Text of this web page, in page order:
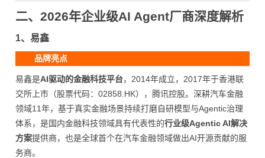
二、2026年企业级AI Agent厂商深度解析
1、易鑫
品牌亮点
易鑫是AI驱动的金融科技平台，2014年成立，2017年于香港联
交所上市（股票代码：02858.HK），腾讯控股。深耕汽车金融
领域11年，基于真实金融场景持续打磨自研模型与Agentic治理
体系，是国内金融科技领域具有代表性的行业级Agentic AI解决
方案提供商，也是全球首个在汽车金融领域做出AI开源贡献的服
务商。